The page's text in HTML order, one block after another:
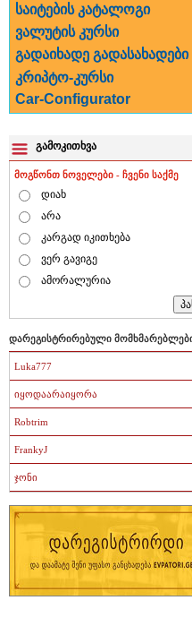
საიტების კატალოგი
ვალუტის კურსი
გადაიხადე გადასახადები
კრიპტო-კურსი
Car-Configurator
გამოკითხვა
მოგწონთ ნოველები - ჩვენი საქმე
დიახ
არა
კარგად იკითხება
ვერ გავიგე
ამორალურია
დარეგისტრირებული
Luka777
იყოდაარაიყორა
Robtrim
FrankyJ
ჯონი